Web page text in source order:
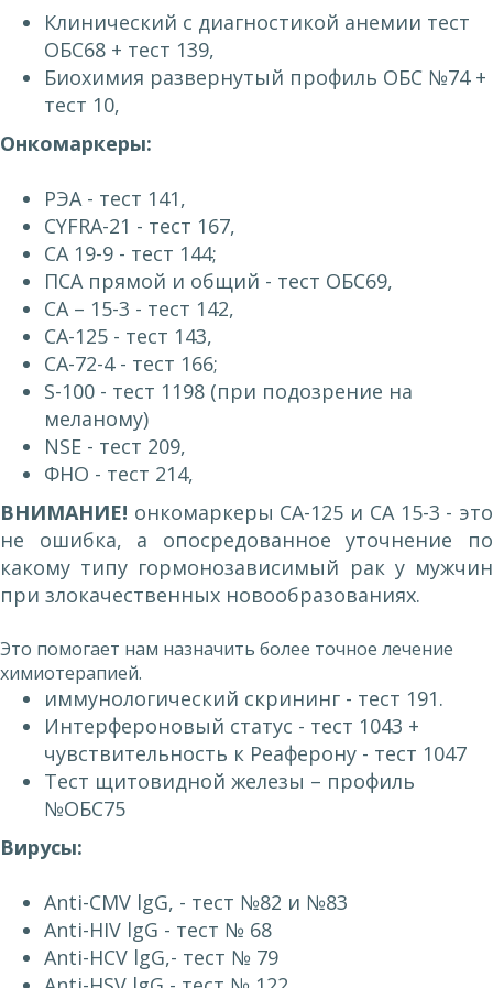
Клинический с диагностикой анемии тест
ОБС68 + тест 139,
Биохимия развернутый профиль ОБС №74 +
тест 10,
Онкомаркеры:
РЭА - тест 141,
CYFRA-21 - тест 167,
СА 19-9 - тест 144;
ПСА прямой и общий - тест ОБС69,
СА – 15-3 - тест 142,
СА-125 - тест 143,
СА-72-4 - тест 166;
S-100 - тест 1198 (при подозрение на
меланому)
NSE - тест 209,
ФНО - тест 214,
ВНИМАНИЕ! онкомаркеры СА-125 и СА 15-3 - это
не ошибка, а опосредованное уточнение по
какому типу гормонозависимый рак у мужчин
при злокачественных новообразованиях.
Это помогает нам назначить более точное лечение
химиотерапией.
иммунологический скрининг - тест 191.
Интерфероновый статус - тест 1043 +
чувствительность к Реаферону - тест 1047
Тест щитовидной железы – профиль
№ОБС75
Вирусы:
Anti-CMV lgG, - тест №82 и №83
Anti-HIV lgG - тест № 68
Anti-HCV lgG,- тест № 79